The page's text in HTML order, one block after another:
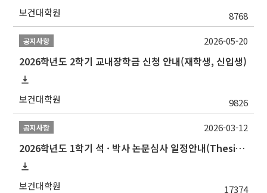
보건대학원 8768
공지사항
2026학년도 2학기 교내장학금 신청 안내(재학생, 신입생)
보건대학원 9826
2026-05-20
공지사항
2026학년도 1학기 석 · 박사 논문심사 일정안내(Thesis Defense Schedules)
보건대학원 17374
2026-03-12